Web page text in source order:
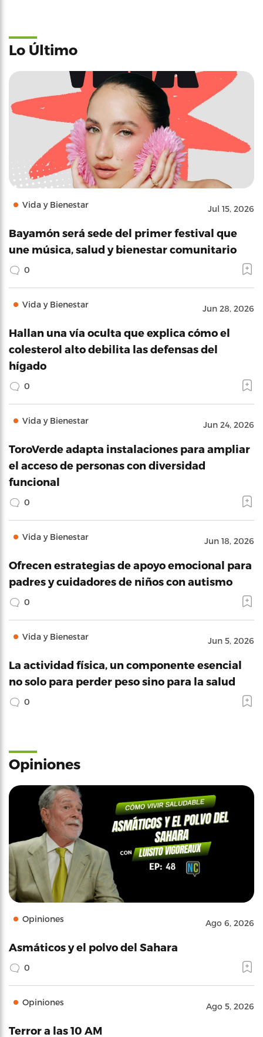
Lo Último
Vida y Bienestar Jul 15, 2026
Bayamón será sede del primer festival que
une música, salud y bienestar comunitario
0
Vida y Bienestar Jun 28, 2026
Hallan una vía oculta que explica cómo el
colesterol alto debilita las defensas del
hígado
0
Vida y Bienestar Jun 24, 2026
ToroVerde adapta instalaciones para ampliar
el acceso de personas con diversidad
funcional
0
Vida y Bienestar Jun 18, 2026
Ofrecen estrategias de apoyo emocional para
padres y cuidadores de niños con autismo
0
Vida y Bienestar Jun 5, 2026
La actividad física, un componente esencial
no solo para perder peso sino para la salud
0
Opiniones
Opiniones Ago 6, 2026
Asmáticos y el polvo del Sahara
0
Opiniones Ago 5, 2026
Terror a las 10 AM